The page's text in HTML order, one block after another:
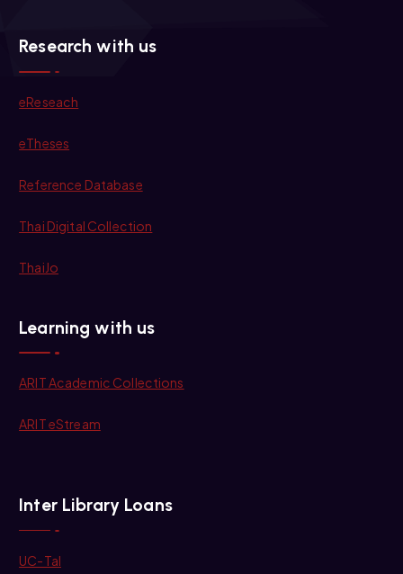
Research with us
eReseach
eTheses
Reference Database
Thai Digital Collection
ThaiJo
Learning with us
ARIT Academic Collections
ARIT eStream
Inter Library Loans
UC-Tal